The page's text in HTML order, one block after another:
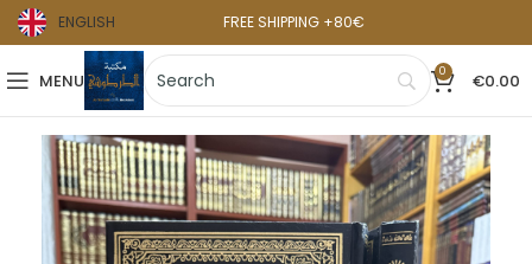
ENGLISH FREE SHIPPING +80€
MENU 0 €0.00